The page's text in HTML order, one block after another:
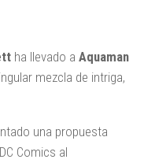
ha llevado a Aquaman
mezcla de intriga,
una propuesta
Comics al